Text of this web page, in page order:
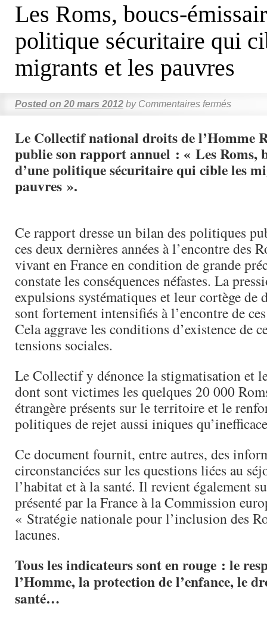
Les Roms, boucs-
politique sécuritaire qui
migrants et les pauvres
Posted on 20 mars 2012 by Commentaires fermés
Le Collectif national droits de l’Homme
publie son rapport annuel : « Les Roms,
d’une politique sécuritaire qui cible les
pauvres ».
Ce rapport dresse un bilan des politiques
ces deux dernières années à l’encontre des
vivant en France en condition de grande
constate les conséquences néfastes. La
expulsions systématiques et leur cortège de
sont fortement intensifiés à l’encontre de
Cela aggrave les conditions d’existence de
tensions sociales.
Le Collectif y dénonce la stigmatisation et
dont sont victimes les quelques 20 000
étrangère présents sur le territoire et le
politiques de rejet aussi iniques
Ce document fournit, entre autres, des
circonstanciées sur les questions liées au
l’habitat et à la santé. Il revient également
présenté par la France à la Commission
« Stratégie nationale pour l’inclusion des
lacunes.
Tous les indicateurs sont en rouge : le
l’Homme, la protection de l’enfance, le
santé…